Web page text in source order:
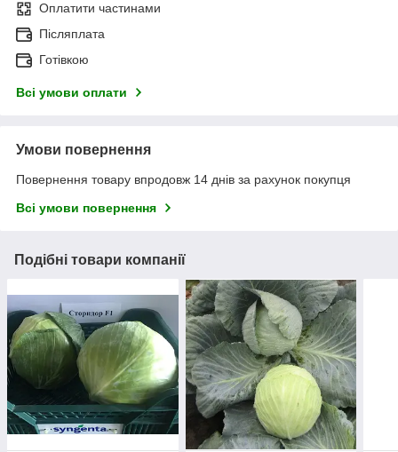
Оплатити частинами
Післяплата
Готівкою
Всі умови оплати
Умови повернення
Повернення товару впродовж 14 днів за рахунок покупця
Всі умови повернення
Подібні товари компанії